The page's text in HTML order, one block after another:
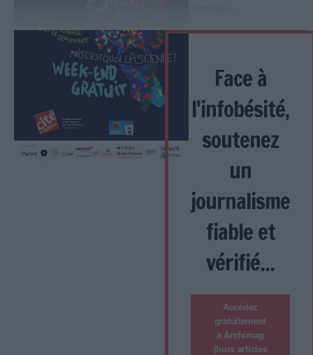
Face à
l'infobésité,
soutenez
un
journalisme
fiable et
vérifié...
Accédez
gratuitement
à Archimag
(hors articles